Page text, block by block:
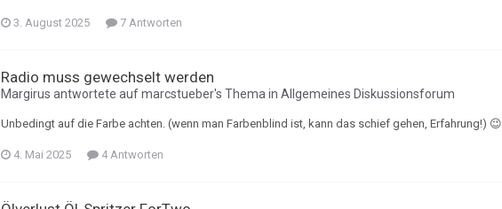
3. August 2025 7 Antworten
Radio muss gewechselt werden
Margirus antwortete aufmarcstueber's Thema in Allgemeines Diskussionsforum
Unbedingt auf die Farbe achten. (wenn man Farbenblind ist, kann das schief gehen, Erfahrung!) 😉
4. Mai 2025 4 Antworten